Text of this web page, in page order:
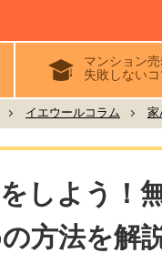
マンション
失敗しないコ
イエウールコラム 家
しよう！
方法を解